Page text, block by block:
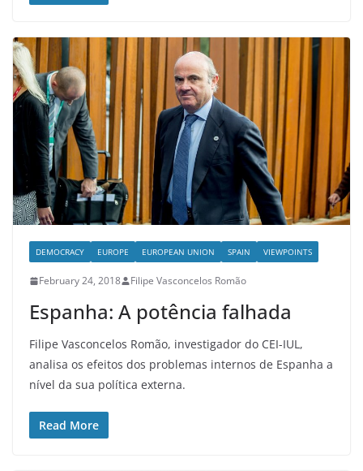
DEMOCRACY EUROPE EUROPEAN UNION SPAIN VIEWPOINTS
February 24, 2018 Filipe Vasconcelos Romão
Espanha: A potência falhada
Filipe Vasconcelos Romão, investigador do CEI-IUL,
analisa os efeitos dos problemas internos de Espanha a
nível da sua política externa.
Read More